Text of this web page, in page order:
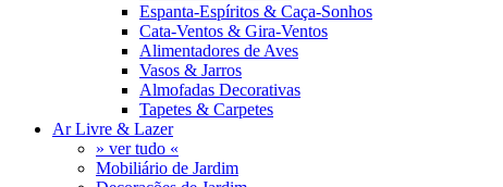
Espanta-Espíritos & Caça-Sonhos
Cata-Ventos & Gira-Ventos
Alimentadores de Aves
Vasos & Jarros
Almofadas Decorativas
Tapetes & Carpetes
Ar Livre & Lazer
» ver tudo «
Mobiliário de Jardim